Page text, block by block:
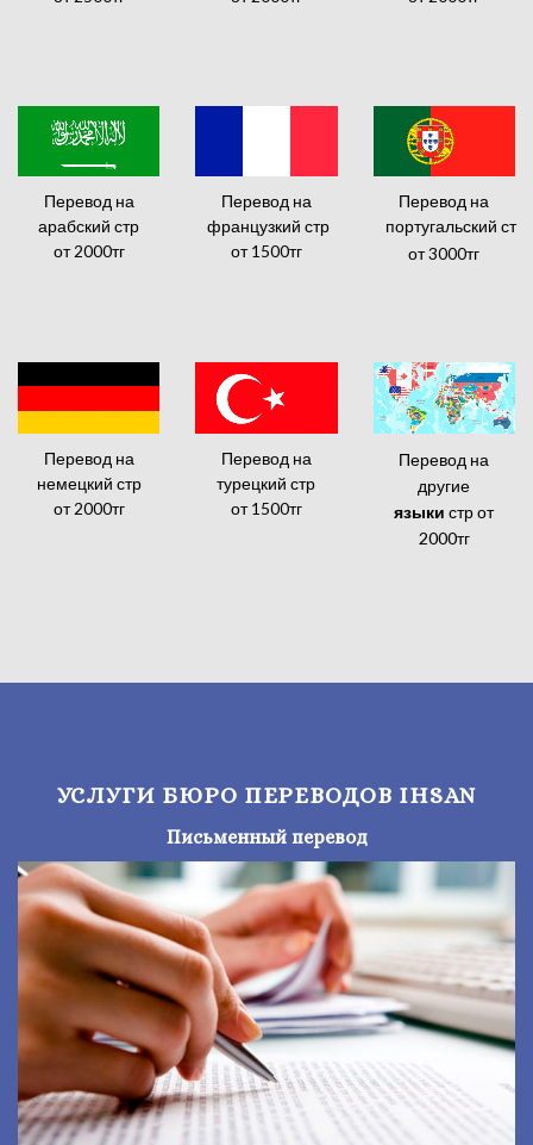
Перевод на
арабский стр
от 2000тг
Перевод на
французкий стр
от 1500тг
Перевод на
португальский ст
от 3000тг
Перевод на
немецкий стр
от 2000тг
Перевод на
турецкий стр
от 1500тг
Перевод на
другие
языкистр от
2000тг
УСЛУГИ БЮРО ПЕРЕВОДОВ IHSAN
Письменный перевод